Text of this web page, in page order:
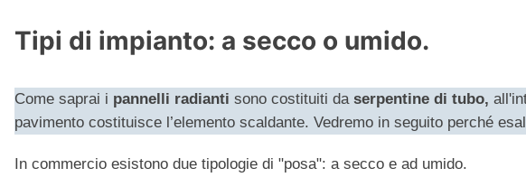
Tipi di impianto: a secco o umido.
Come saprai i pannelli radianti sono costituiti da serpentine di tubo,
pavimento costituisce l’elemento scaldante. Vedremo in seguito perché
In commercio esistono due tipologie di "posa": a secco e ad umido.